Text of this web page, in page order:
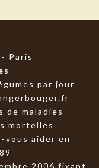
Paris
par jour
de maladies
mortelles
vous aider en